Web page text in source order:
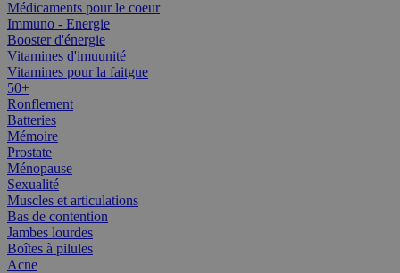
Médicaments pour le coeur
Immuno - Energie
Booster d'énergie
Vitamines d'imuunité
Vitamines pour la faitgue
50+
Ronflement
Batteries
Mémoire
Prostate
Ménopause
Sexualité
Muscles et articulations
Bas de contention
Jambes lourdes
Boîtes à pilules
Acne